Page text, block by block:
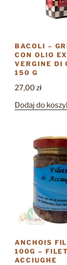
BACOLI –
CON OLIO
VERGINE DI
150 G
27,00zł
Dodaj do
ANCHOIS
100G –
ACCIUGHE